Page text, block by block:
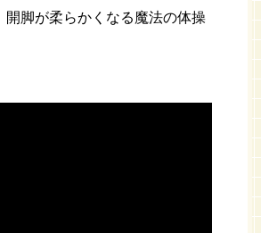
脚が柔らかくなる魔法の体操